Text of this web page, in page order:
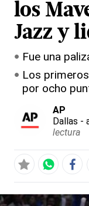
los
Jazz y
Fue una
Los
por ocho
AP
Dallas -
lectura